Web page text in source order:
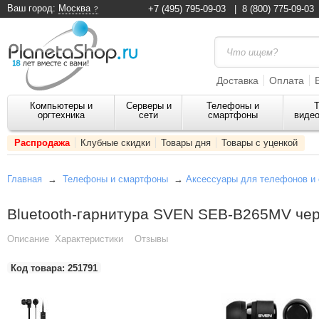
Ваш город: Москва +7 (495) 795-09-03 8 (800) 775-09-03
Доставка Оплата
Компьютеры и
оргтехника
Серверы и
сети
Телефоны и
смартфоны
Распродажа Клубные скидки Товары дня Товары с уценкой
Главная → Телефоны и смартфоны → Аксессуары для телефонов и
Bluetooth-гарнитура SVEN SEB-B265MV
Описание Характеристики Отзывы
Код товара: 251791